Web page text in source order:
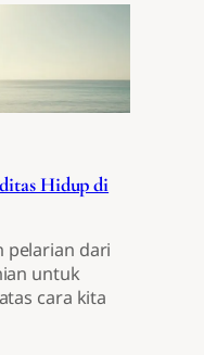
Hidup di
pelarian dari
untuk
cara kita